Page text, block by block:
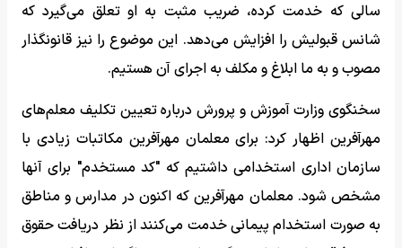
سالی که خدمت کرده، ضریب مثبت به او تعلق می‌گیرد که
شانس قبولیش را افزایش می‌دهد. این موضوع را نیز قانونگذار
مصوب و به ما ابلاغ و مکلف به اجرای آن هستیم.
سخنگوی وزارت آموزش و پرورش درباره تعیین تکلیف معلم‌های
مهرآفرین اظهار کرد: برای معلمان مهرآفرین مکاتبات زیادی با
سازمان اداری استخدامی داشتیم که "کد مستخدم" برای آنها
مشخص شود. معلمان مهرآفرین که اکنون در مدارس و مناطق
به صورت استخدام پیمانی خدمت می‌کنند از نظر دریافت حقوق